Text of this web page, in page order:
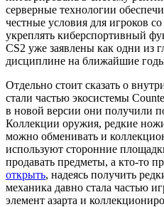
серверные технологии
честные условия для игроков
укреплять киберспортивный
CS2 уже заявлены как одни из
дисциплине на ближайшие
Отдельно стоит сказать о
стали частью экосистемы
в новой версии они получили
Коллекции оружия, редкие
можно обменивать и
используют сторонние
продавать предметы, а кто-то
открыть, надеясь получить
механика давно стала частью
элемент азарта и